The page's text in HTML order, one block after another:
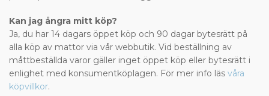
Kan jag ångra mitt köp?
Ja, du har 14 dagars öppet köp och 90 dagar bytesrätt på
alla köp av mattor via vår webbutik. Vid beställning av
måttbeställda varor gäller inget öppet köp eller bytesrätt i
enlighet med konsumentköplagen. För mer info läs våra
köpvillkor.